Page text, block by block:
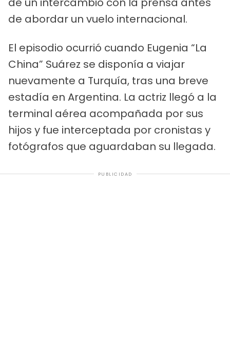
de abordar un vuelo internacional.
El episodio ocurrió cuando Eugenia “La
China” Suárez se disponía a viajar
nuevamente a Turquía, tras una breve
estadía en Argentina. La actriz llegó a la
terminal aérea acompañada por sus
hijos y fue interceptada por cronistas y
fotógrafos que aguardaban su llegada.
PUBLICIDAD